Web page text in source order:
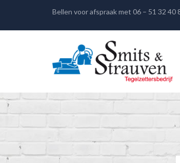
Bellen voor afspraak met 06 – 51 32